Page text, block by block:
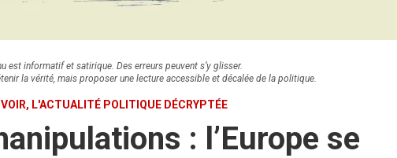
est informatif et satirique. Des erreurs peuvent s’y glisser.
la vérité, mais proposer une lecture accessible et décalée de la politique.
L'ACTUALITÉ POLITIQUE DÉCRYPTÉE
: l’Europe se